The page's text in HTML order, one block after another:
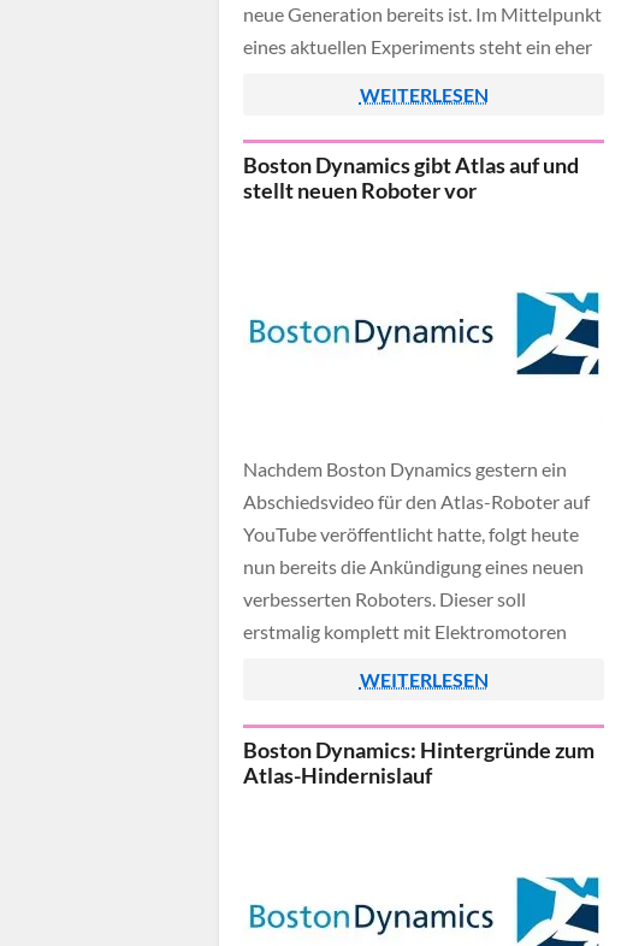
neue Generation bereits ist. Im Mittelpunkt
eines aktuellen Experiments steht ein eher
nun auch selbstständig einen schweren
Kühlschrank bewegen und nutzt dabei
nicht nur seine Hände, sondern den
WEITERLESEN
Boston Dynamics gibt Atlas auf und
stellt neuen Roboter vor
Nachdem Boston Dynamics gestern ein
Abschiedsvideo für den Atlas-Roboter auf
YouTube veröffentlicht hatte, folgt heute
nun bereits die Ankündigung eines neuen
verbesserten Roboters. Dieser soll
erstmalig komplett mit Elektromotoren
WEITERLESEN
Boston Dynamics: Hintergründe zum
Atlas-Hindernislauf